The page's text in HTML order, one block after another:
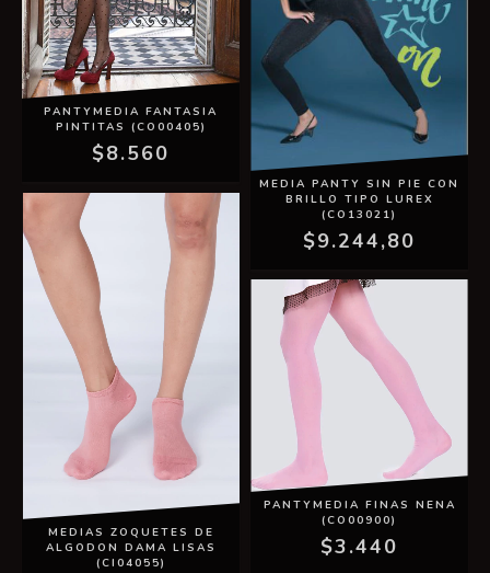
PANTYMEDIA FANTASIA
PINTITAS (CO00405)
$8.560
MEDIAS ZOQUETES DE
ALGODON DAMA LISAS
(CI04055)
MEDIA PANTY SIN PIE CON
BRILLO TIPO LUREX
(CO13021)
$9.244,80
PANTYMEDIA FINAS NENA
(CO00900)
$3.440